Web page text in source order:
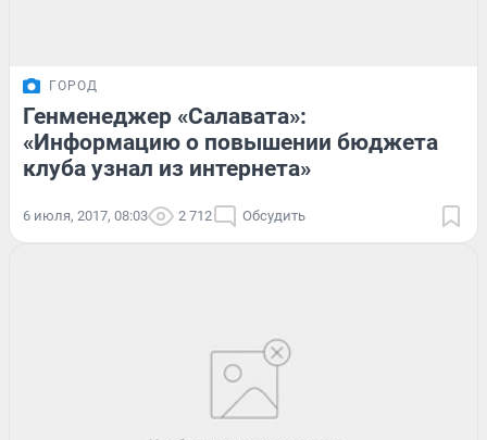
ГОРОД
Генменеджер «Салавата»:
«Информацию о повышении бюджета
клуба узнал из интернета»
6 июля, 2017, 08:03 2 712 Обсудить